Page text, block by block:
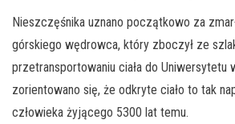
Nieszczęśnika uznano początkowo za
górskiego wędrowca, który zboczył ze
przetransportowaniu ciała do Uniwersytetu
zorientowano się, że odkryte ciało to tak
człowieka żyjącego 5300 lat temu.